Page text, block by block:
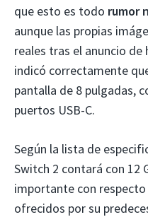
que esto es todo rumor
aunque las propias
reales tras el anuncio
indicó correctamente
pantalla de 8 pulgadas,
puertos USB-C.
Según la lista de
Switch 2 contará con 12
importante con
ofrecidos por su